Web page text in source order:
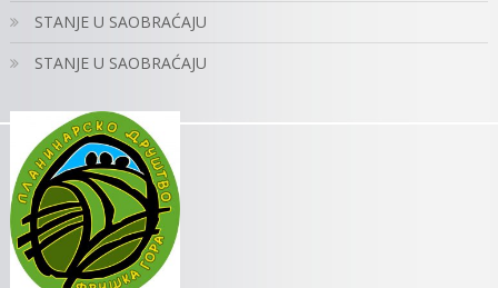
STANJE U SAOBRAĆAJU
STANJE U SAOBRAĆAJU